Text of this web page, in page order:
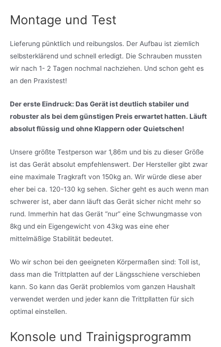
Montage und Test
Lieferung pünktlich und reibungslos. Der Aufbau ist ziemlich
selbsterklärend und schnell erledigt. Die Schrauben mussten
wir nach 1- 2 Tagen nochmal nachziehen. Und schon geht es
an den Praxistest!
Der erste Eindruck: Das Gerät ist deutlich stabiler und
robuster als bei dem günstigen Preis erwartet hatten. Läuft
absolut flüssig und ohne Klappern oder Quietschen!
Unsere größte Testperson war 1,86m und bis zu dieser Größe
ist das Gerät absolut empfehlenswert. Der Hersteller gibt zwar
eine maximale Tragkraft von 150kg an. Wir würde diese aber
eher bei ca. 120-130 kg sehen. Sicher geht es auch wenn man
schwerer ist, aber dann läuft das Gerät sicher nicht mehr so
rund. Immerhin hat das Gerät “nur” eine Schwungmasse von
8kg und ein Eigengewicht von 43kg was eine eher
mittelmäßige Stabilität bedeutet.
Wo wir schon bei den geeigneten Körpermaßen sind: Toll ist,
dass man die Trittplatten auf der Längsschiene verschieben
kann. So kann das Gerät problemlos vom ganzen Haushalt
verwendet werden und jeder kann die Trittpllatten für sich
optimal einstellen.
Konsole und Trainigsprogramm